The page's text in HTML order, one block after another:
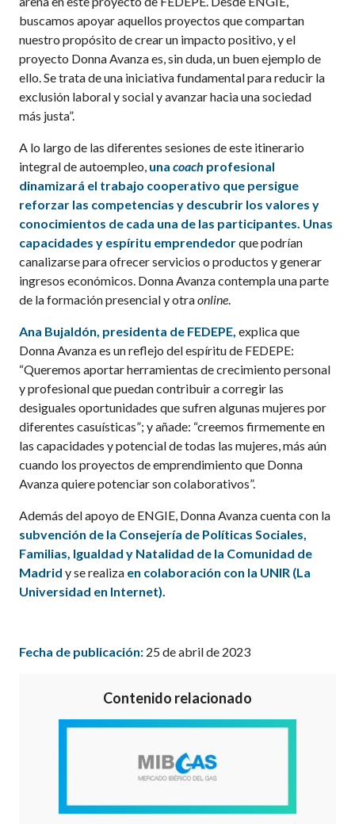
buscamos apoyar aquellos proyectos que compartan
nuestro propósito de crear un impacto positivo, y el
proyecto Donna Avanza es, sin duda, un buen ejemplo de
ello. Se trata de una iniciativa fundamental para reducir la
exclusión laboral y social y avanzar hacia una sociedad
más justa”.
A lo largo de las diferentes sesiones de este itinerario
integral de autoempleo, unacoach profesional
dinamizará el trabajo cooperativo que persigue
reforzar las competencias y descubrir los valores y
conocimientos de cada una de las participantes. Unas
capacidades y espíritu emprendedorque podrían
canalizarse para ofrecer servicios o productos y generar
ingresos económicos. Donna Avanza contempla una parte
de la formación presencial y otraonline.
Ana Bujaldón, presidenta de FEDEPE, explica que
Donna Avanza es un reflejo del espíritu de FEDEPE:
“Queremos aportar herramientas de crecimiento personal
y profesional que puedan contribuir a corregir las
desiguales oportunidades que sufren algunas mujeres por
diferentes casuísticas”; y añade: “creemos firmemente en
las capacidades y potencial de todas las mujeres, más aún
cuando los proyectos de emprendimiento que Donna
Avanza quiere potenciar son colaborativos”.
Además del apoyo de ENGIE, Donna Avanza cuenta con la
subvención de la Consejería de Políticas Sociales,
Familias, Igualdad y Natalidad de la Comunidad de
Madrid y se realiza en colaboración con la UNIR (La
Universidad en Internet).
Fecha de publicación: 25 de abril de 2023
Contenido relacionado